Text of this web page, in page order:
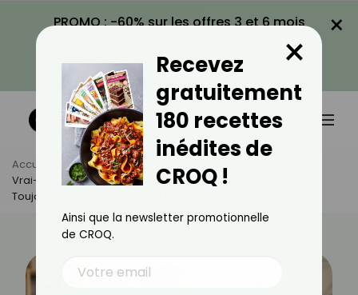
PROMO : -60% sur les offres 3 et 6 mois
VOIR LA PROMO
×
Accueil Actus
Santé
Vrai-Faux Sur L’accouchement : Ce Qu’on Ne Vous Dit Pas
Toujours (et Qui Change Tout)
Recevez
gratuitement
180 recettes
inédites de
CROQ !
×
Ainsi que la newsletter promotionnelle
de CROQ.